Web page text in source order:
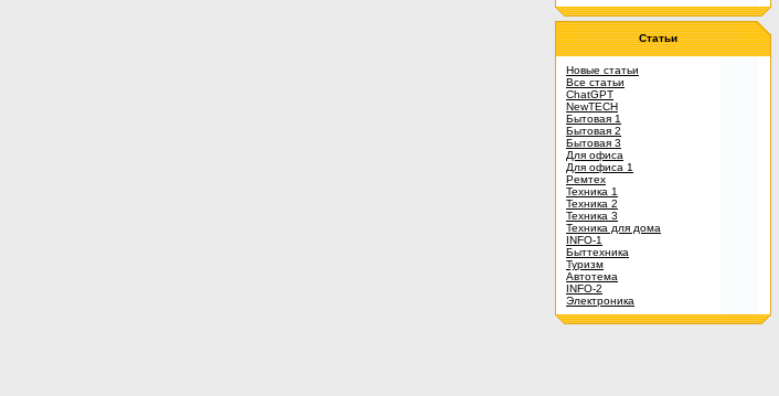
Статьи
Новые статьи
Все статьи
ChatGPT
NewTECH
Бытовая 1
Бытовая 2
Бытовая 3
Для офиса
Для офиса 1
Ремтех
Техника 1
Техника 2
Техника 3
Техника для дома
INFO-1
Быттехника
Туризм
Автотема
INFO-2
Электроника